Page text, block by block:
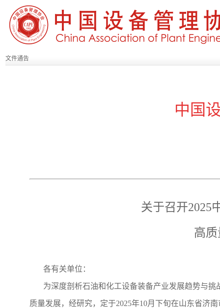
文件通告
中国
关于召开2025
高
各有关单位：
为深度剖析石油和化工设备装备产业发展趋势与
质量发展，经研究，定于2025年10月下旬在山东省济